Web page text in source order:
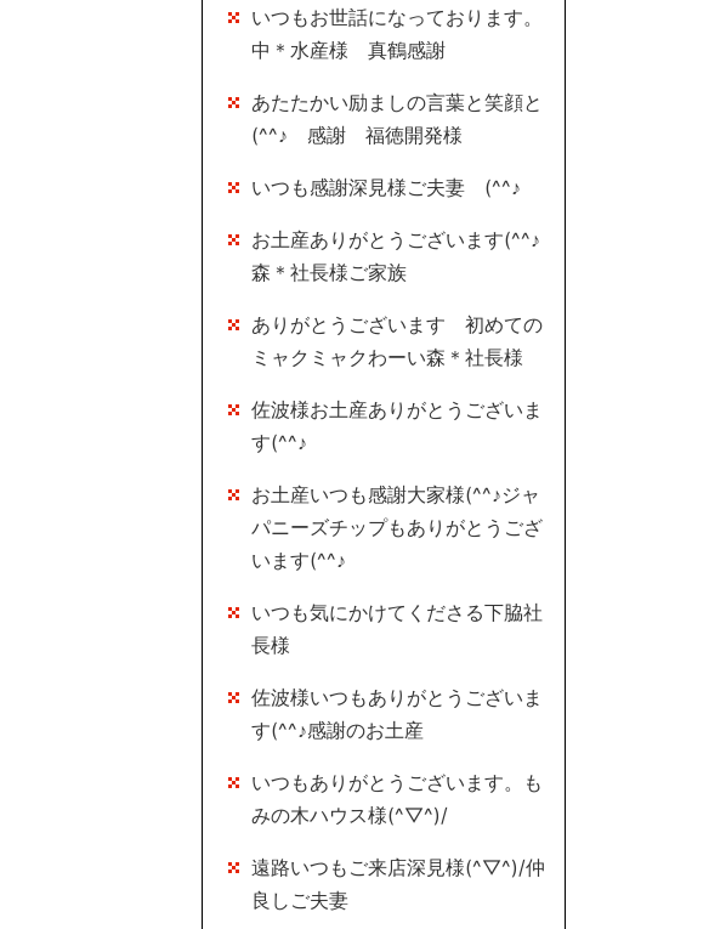
いつもお世話になっております。
中＊水産様 真鶴感謝
あたたかい励ましの言葉と笑顔と
(^^♪ 感謝 福徳開発様
いつも感謝深見様ご夫妻 (^^♪
お土産ありがとうございます(^^♪
森＊社長様ご家族
ありがとうございます 初めての
ミャクミャクわーい森＊社長様
佐波様お土産ありがとうございま
す(^^♪
お土産いつも感謝大家様(^^♪ジャ
パニーズチップもありがとうござ
います(^^♪
いつも気にかけてくださる下脇社
長様
佐波様いつもありがとうございま
す(^^♪感謝のお土産
いつもありがとうございます。も
みの木ハウス様(^▽^)/
遠路いつもご来店深見様(^▽^)/仲
良しご夫妻